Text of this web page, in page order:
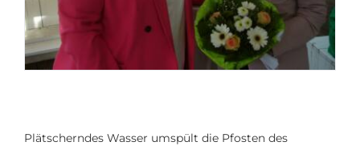
Plätscherndes Wasser umspült die Pfosten des